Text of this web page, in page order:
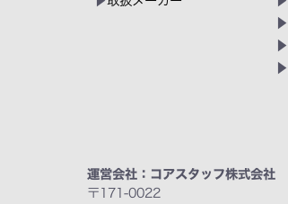
運営会社：コアスタッフ株式会社
〒171-0022